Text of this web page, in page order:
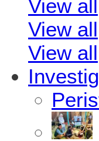
View all
View all
View all